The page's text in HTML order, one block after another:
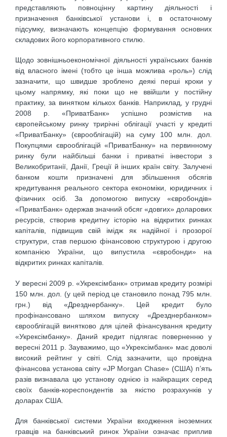
представляють повноцінну картину діяльності і
призначення банківської установи і, в остаточному
підсумку, визначають концепцію формування основних
складових його корпоративного стилю.
Щодо зовнішньоекономічної діяльності українських банків
від власного імені (тобто це інша можлива «роль») слід
зазначити, що швидше зроблено деякі перші кроки у
цьому напрямку, які поки що не ввійшли у постійну
практику, за винятком кількох банків. Наприклад, у грудні
2008 р. «ПриватБанк» успішно розмістив на
європейському ринку трирічні облігації участі у кредиті
«ПриватБанку» (єврооблігацій) на суму 100 млн. дол.
Покупцями єврооблігацій «ПриватБанку» на первинному
ринку були найбільші банки і приватні інвестори з
Великобританії, Данії, Греції й інших країн світу. Залучені
банком кошти призначені для збільшення обсягів
кредитування реального сектора економіки, юридичних і
фізичних осіб. За допомогою випуску «євробондів»
«ПриватБанк» одержав значний обсяг «довгих» доларових
ресурсів, створив кредитну історію на відкритих ринках
капіталів, підвищив свій імідж як надійної і прозорої
структури, став першою фінансовою структурою і другою
компанією України, що випустила «євробонди» на
відкритих ринках капіталів.
У вересні 2009 р. «Укрексімбанк» отримав кредиту розмірі
150 млн. дол. (у цей період це становило понад 795 млн.
грн.) від «Дрезднербанку». Цей кредит було
профінансовано шляхом випуску «Дрезднербанком»
єврооблігацій винятково для цілей фінансування кредиту
«Укрексімбанку». Даний кредит підлягає поверненню у
вересні 2011 р. Зауважимо, що «Укрексімбанк» має доволі
високий рейтинг у світі. Слід зазначити, що провідна
фінансова установа світу «JP Morgan Chase» (США) п’ять
разів визнавала цю установу однією із найкращих серед
своїх банків-кореспондентів за якістю розрахунків у
доларах США.
Для банківської системи України входження іноземних
гравців на банківський ринок України означає приплив